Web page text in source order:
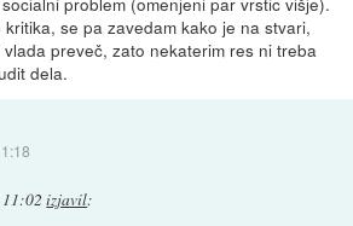
se pa zavedam kako je na stvari,
preveč, zato nekaterim res ni treba
dela.
izjavil: